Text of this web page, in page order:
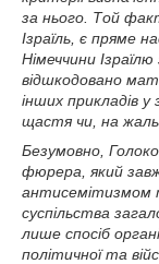
за нього. Той
Ізраїль, є пряме
Німеччини
відшкодовано
інших прикладів у
щастя чи, на
Безумовно,
фюрера, який
антисемітизмом
суспільства
лише спосіб
політичної та